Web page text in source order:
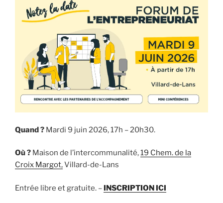
Quand ? Mardi 9 juin 2026, 17h – 20h30.
Où ? Maison de l’intercommunalité,19 Chem. de la
Croix Margot,Villard-de-Lans
Entrée libre et gratuite. – INSCRIPTION ICI